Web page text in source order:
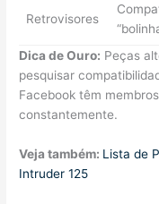
Retrovisores
Dica de Ouro: Peças
pesquisar
Facebook têm
constantemente.
Veja também: Lista de
Intruder 125